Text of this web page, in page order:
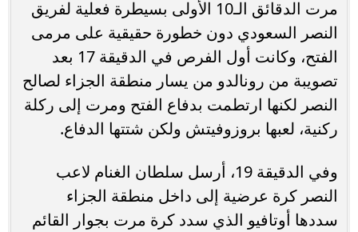
مرت الدقائق الـ10 الأولى بسيطرة فعلية لفريق
النصر السعودي دون خطورة حقيقية على مرمى
الفتح، وكانت أول الفرص في الدقيقة 17 بعد
تصويبة من رونالدو من يسار منطقة الجزاء لصالح
النصر لكنها ارتطمت بدفاع الفتح ومرت إلى ركلة
ركنية، لعبها بروزوفيتش ولكن شتتها الدفاع.
وفي الدقيقة 19، أرسل سلطان الغنام لاعب
النصر كرة عرضية إلى داخل منطقة الجزاء
سددها أوتافيو الذي سدد كرة مرت بجوار القائم